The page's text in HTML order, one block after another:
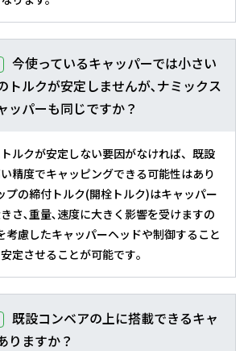
今使っているキャッパーでは小さい
トルクが安定しませんが､ナミックス
ッパーも同じですか？
ルクが安定しない要因がなければ、既設
精度でキャッピングできる可能性はあり
プの締付トルク(開栓トルク)はキャッパー
さ､重量､速度に大きく影響を受けますの
考慮したキャッパーヘッドや制御すること
定させることが可能です｡
既設コンベアの上に搭載できるキャ
りますか？